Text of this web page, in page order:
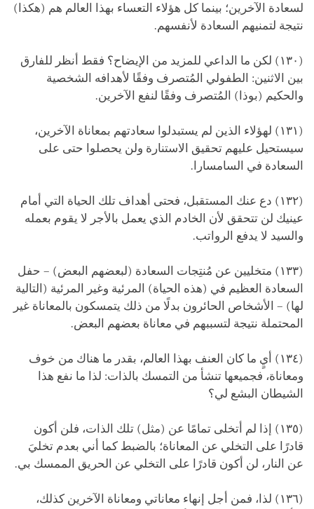
لسعادة الآخرين؛ بينما كل هؤلاء التعساء بهذا العالم هم (هكذا)
نتيجة لتمنيهم السعادة لأنفسهم.
(١٣٠) لكن ما الداعي للمزيد من الإيضاح؟ فقط أنظر للفارق
بين الاثنين: الطفولي المُتصرف وفقًا لأهدافه الشخصية
والحكيم (بوذا) المُتصرف وفقًا لنفع الآخرين.
(١٣١) لهؤلاء الذين لم يستبدلوا سعادتهم بمعاناة الآخرين،
سيستحيل عليهم تحقيق الاستنارة ولن يحصلوا حتى على
السعادة في السامسارا.
(١٣٢) دع عنك المستقبل، فحتى أهداف تلك الحياة التي أمام
عينيك لن تتحقق لأن الخادم الذي يعمل بالأجر لا يقوم بعمله
والسيد لا يدفع الرواتب.
(١٣٣) متخليين عن مُنتِجات السعادة (لبعضهم البعض) – حفل
السعادة العظيم في (هذه الحياة) المرئية وغير المرئية (التالية
لها) – الأشخاص الحائرون بدلًا من ذلك يتمسكون بالمعاناة غير
المحتملة نتيجة لتسببهم في معاناة بعضهم البعض.
(١٣٤) أيٍ ما كان العنف بهذا العالم، بقدر ما هناك من خوف
ومعاناة، فجميعها تنشأ من التمسك بالذات: لذا ما نفع هذا
الشيطان البشع لي؟
(١٣٥) إذا لم أتخلى تمامًا عن (مثل) تلك الذات، فلن أكون
قادرًا على التخلي عن المعاناة؛ بالضبط كما أني بعدم تخليَ
عن النار، لن أكون قادرًا على التخلي عن الحريق الممسك بي.
(١٣٦) لذا، فمن أجل إنهاء معاناتي ومعاناة الآخرين كذلك،